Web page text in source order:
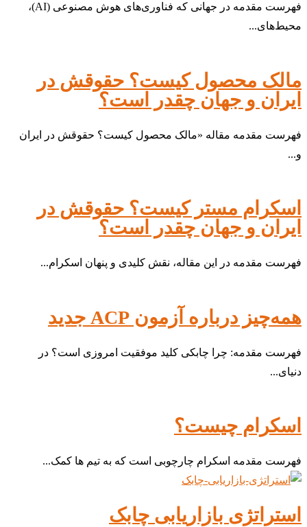
فهرست مقدمه در جهانی که فناوری‌های هوش مصنوعی (AI)،
محیط‌های...
مالک محصول کیست؟ حقوقش در
ایران و جهان چقدر است؟
فهرست مقدمه مقاله «مالک محصول کیست؟ حقوقش در ایران
و...
اسکرام مستر کیست؟ حقوقش در
ایران و جهان چقدر است؟
فهرست مقدمه در این مقاله، نقش کلیدی و پنهان اسکرام...
همه‌چیز درباره آزمون ACP جدید
فهرست مقدمه: چرا چابکی کلید موفقیت امروزی است؟ در
دنیای...
اسکرام چیست؟
فهرست مقدمه اسکرام چارچوبی است که به تیم ها کمک...
استراتژی بازاریابی چابک